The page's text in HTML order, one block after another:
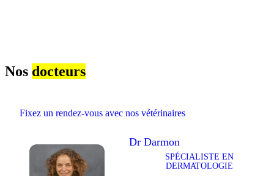
Nos docteurs
Fixez un rendez-vous avec nos vétérinaires
Dr Darmon
SPÉCIALISTE EN
DERMATOLOGIE